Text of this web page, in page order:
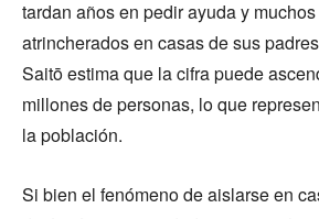
tardan años en pedir ayuda y
atrincherados en casas de sus
Saitō estima que la cifra puede
millones de personas, lo que
la población.
Si bien el fenómeno de aislarse en